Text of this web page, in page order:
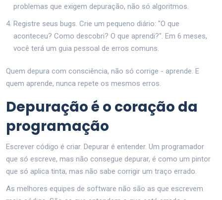
problemas que exigem depuração, não só algoritmos.
Registre seus bugs. Crie um pequeno diário: "O que
aconteceu? Como descobri? O que aprendi?". Em 6 meses,
você terá um guia pessoal de erros comuns.
Quem depura com consciência, não só corrige - aprende. E
quem aprende, nunca repete os mesmos erros.
Depuração é o coração da
programação
Escrever código é criar. Depurar é entender. Um programador
que só escreve, mas não consegue depurar, é como um pintor
que só aplica tinta, mas não sabe corrigir um traço errado.
As melhores equipes de software não são as que escrevem